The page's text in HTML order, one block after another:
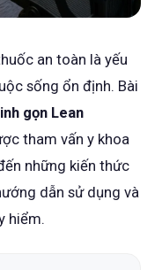
an toàn là yếu
sống ổn định. Bài
gọn Lean
tham vấn y khoa
những kiến thức
dẫn sử dụng và
hiểm.